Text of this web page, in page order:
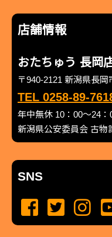
店舗情報
おたちゅう 長岡
〒940-2121 新潟県長岡
TEL 0258-89-
年中無休 10：00～24：
新潟県公安委員会 古物
SNS